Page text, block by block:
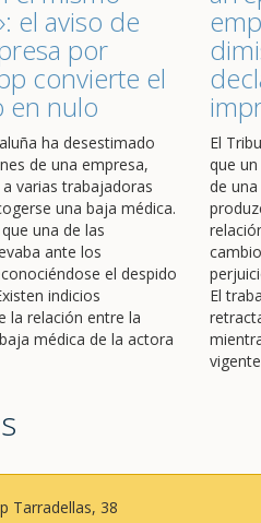
el aviso de
por
convierte el
en nulo
ha desestimado
de una empresa,
varias trabajadoras
una baja médica.
una de las
ante los
el despido
indicios
la relación entre la
médica de la actora
El
que
de
El
Tarradellas, 38